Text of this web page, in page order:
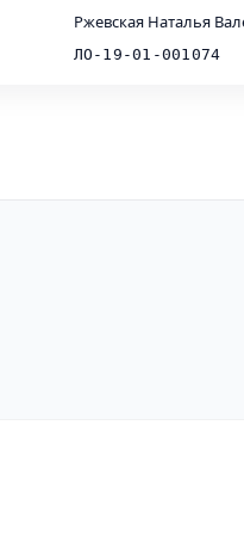
Ржевская Наталья
ЛО-19-01-001074